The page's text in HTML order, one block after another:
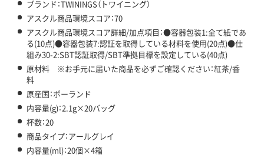
ブランド：TWININGS（トワイニング）
アスクル商品環境スコア：70
アスクル商品環境スコア詳細/加点項目：●容器包装1:全て紙であ
る(10点)●容器包装7:認証を取得している材料を使用(20点)●仕
組み30-2:SBT認証取得/SBT準拠目標を設定している(40点)
原材料 ※お手元に届いた商品を必ずご確認ください：紅茶/香
料
原産国：ポーランド
内容量(g)：2.1g×20バッグ
杯数：20
商品タイプ：アールグレイ
内容量(ml)：20個×4箱